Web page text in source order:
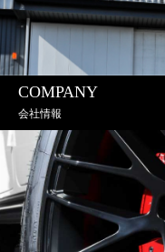
COMPANY
会社情報